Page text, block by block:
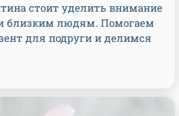
стоит уделить внимание
и близким людям. Помогаем
для подруги и делимся